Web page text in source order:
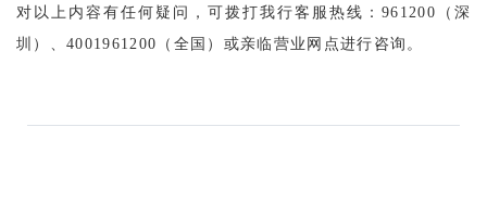
对以上内容有任何疑问，可拨打我行客服热线： 961200（深
圳）、4001961200（全国）或亲临营业网点进行咨询。